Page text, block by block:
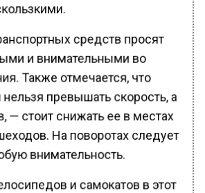
средств просят
и внимательными во
Также отмечается, что
нельзя превышать скорость, а
— стоит снижать ее в местах
На поворотах следует
внимательность.
и самокатов в этот